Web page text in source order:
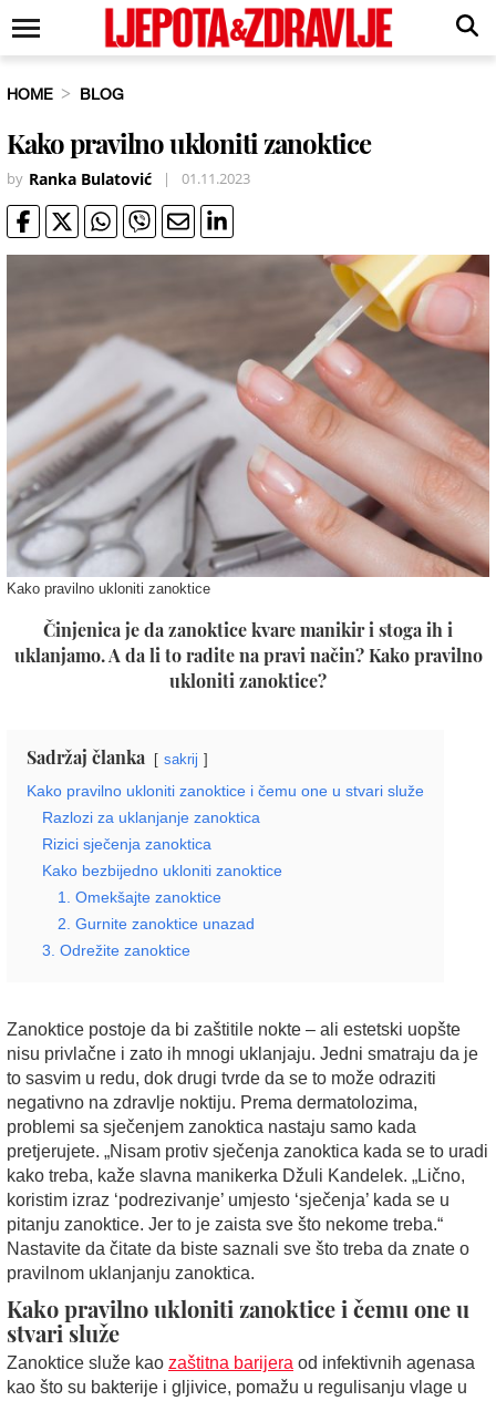
HOME BLOG
Kako pravilno ukloniti zanoktice
by Ranka Bulatović | 01.11.2023
Kako pravilno ukloniti zanoktice
Činjenica je da zanoktice kvare manikir i stoga ih i
uklanjamo. A da li to radite na pravi način? Kako pravilno
ukloniti zanoktice?
Sadržaj članka sakrij
Kako pravilno ukloniti zanoktice i čemu one u stvari služe
Razlozi za uklanjanje zanoktica
Rizici sječenja zanoktica
Kako bezbijedno ukloniti zanoktice
1. Omekšajte zanoktice
2. Gurnite zanoktice unazad
3. Odrežite zanoktice
Zanoktice postoje da bi zaštitile nokte – ali estetski uopšte
nisu privlačne i zato ih mnogi uklanjaju. Jedni smatraju da je
to sasvim u redu, dok drugi tvrde da se to može odraziti
negativno na zdravlje noktiju. Prema dermatolozima,
problemi sa sječenjem zanoktica nastaju samo kada
pretjerujete. „Nisam protiv sječenja zanoktica kada se to uradi
kako treba, kaže slavna manikerka Džuli Kandelek. „Lično,
koristim izraz ‘podrezivanje’ umjesto ‘sječenja’ kada se u
pitanju zanoktice. Jer to je zaista sve što nekome treba.“
Nastavite da čitate da biste saznali sve što treba da znate o
pravilnom uklanjanju zanoktica.
Kako pravilno ukloniti zanoktice i čemu one u
stvari služe
Zanoktice služe kao zaštitna barijera od infektivnih agenasa
kao što su bakterije i gljivice, pomažu u regulisanju vlage u